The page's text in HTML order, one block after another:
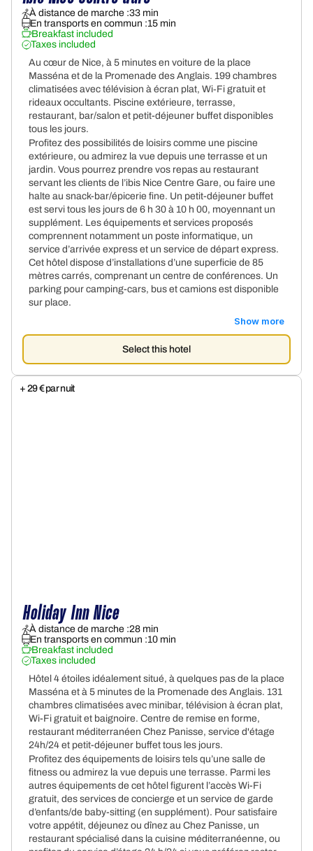
Breakfast included
Taxes included
À distance de marche :33 min
En transports en commun :15 min
Select this hotel
Au cœur de Nice, à 5 minutes en voiture de la place
Masséna et de la Promenade des Anglais. 199 chambres
climatisées avec télévision à écran plat, Wi‑Fi gratuit et
rideaux occultants. Piscine extérieure, terrasse,
restaurant, bar/salon et petit-déjeuner buffet disponibles
tous les jours.
Profitez des possibilités de loisirs comme une piscine
extérieure, ou admirez la vue depuis une terrasse et un
jardin. Vous pourrez prendre vos repas au restaurant
servant les clients de l’ibis Nice Centre Gare, ou faire une
halte au snack-bar/épicerie fine. Un petit-déjeuner buffet
est servi tous les jours de 6 h 30 à 10 h 00, moyennant un
supplément. Les équipements et services proposés
comprennent notamment un poste informatique, un
service d’arrivée express et un service de départ express.
Cet hôtel dispose d’installations d’une superficie de 85
mètres carrés, comprenant un centre de conférences. Un
parking pour camping-cars, bus et camions est disponible
sur place.
Show more
Holiday Inn Nice
Breakfast included
Taxes included
À distance de marche :28 min
En transports en commun :10 min
Hôtel 4 étoiles idéalement situé, à quelques pas de la place
Masséna et à 5 minutes de la Promenade des Anglais. 131
chambres climatisées avec minibar, télévision à écran plat,
Wi-Fi gratuit et baignoire. Centre de remise en forme,
restaurant méditerranéen Chez Panisse, service d'étage
24h/24 et petit-déjeuner buffet tous les jours.
Profitez des équipements de loisirs tels qu’une salle de
fitness ou admirez la vue depuis une terrasse. Parmi les
autres équipements de cet hôtel figurent l’accès Wi-Fi
gratuit, des services de concierge et un service de garde
d’enfants/de baby-sitting (en supplément). Pour satisfaire
votre appétit, déjeunez ou dînez au Chez Panisse, un
restaurant spécialisé dans la cuisine méditerranéenne, ou
+ 29 € par nuit